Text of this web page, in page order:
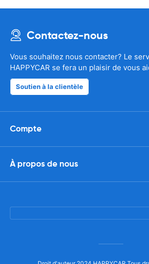
Contactez-nous
Vous souhaitez nous contacter? Le
HAPPYCAR se fera un plaisir de vous
Soutien à la clientèle
Compte
À propos de nous